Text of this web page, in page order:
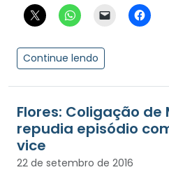
Continue lendo
Flores: Coligação
repudia episódio
vice
22 de setembro de 2016